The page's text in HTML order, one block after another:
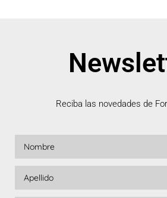
Reciba las novedades de